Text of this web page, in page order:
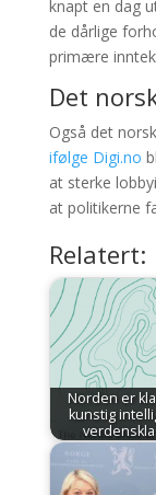
knapt en dag
de dårlige
primære
Det
Også det
ifølge Digi.no
at sterke
at politikerne
Relatert:
Norden er
kunstig